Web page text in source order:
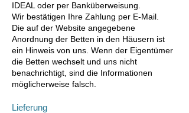
IDEAL oder per Banküberweisung.
Wir bestätigen Ihre Zahlung per E-Mail.
Die auf der Website angegebene
Anordnung der Betten in den Häusern ist
ein Hinweis von uns. Wenn der Eigentümer
die Betten wechselt und uns nicht
benachrichtigt, sind die Informationen
möglicherweise falsch.
Lieferung